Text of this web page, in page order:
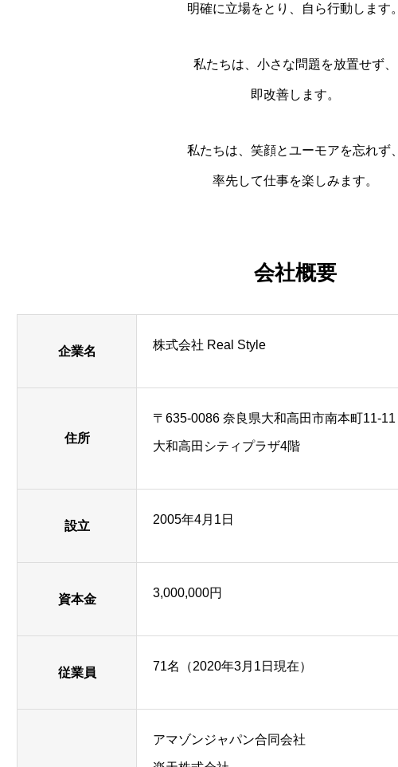
明確に立場をとり、自ら行動します。
私たちは、小さな問題を放置せず、
即改善します。
私たちは、笑顔とユーモアを忘れず、
率先して仕事を楽しみます。
会社概要
企業名 株式会社 Real Style
住所
〒635-0086 奈良県大和高田市南本町11-11
大和高田シティプラザ4階
設立 2005年4月1日
資本金 3,000,000円
従業員 71名（2020年3月1日現在）
アマゾンジャパン合同会社